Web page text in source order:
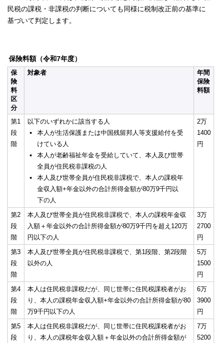
民税の課税・非課税の判断についても同様に税制改正前の基準に
基づいて判定します。
保険料額（令和7年度）
保
険
料
区
分
対象者
年間
保険
料額
第1
段
階
以下のいずれかに該当する人
本人が生活保護または中国残留邦人等支援給付を受
けている人
本人が老齢福祉年金を受給していて、本人及び世帯
全員が住民税非課税の人
本人及び世帯全員が住民税非課税で、本人の課税年
金収入額+年金以外の合計所得金額が80万9千円以
下の人
2万
1400
円
第2
段
階
本人及び世帯全員が住民税非課税で、本人の課税年金収
入額＋年金以外の合計所得金額が80万9千円を超え120万
円以下の人
3万
2700
円
第3
段
階
本人及び世帯全員が住民税非課税で、第1段階、第2段階
以外の人
5万
1500
円
第4
段
階
本人は住民税非課税だが、同じ世帯に住民税課税者がお
り、本人の課税年金収入額+年金以外の合計所得金額が80
万9千円以下の人
6万
3900
円
第5
段
本人は住民税非課税だが、同じ世帯に住民税課税者がお
り、本人の課税年金収入額＋年金以外の合計所得金額が
7万
5200